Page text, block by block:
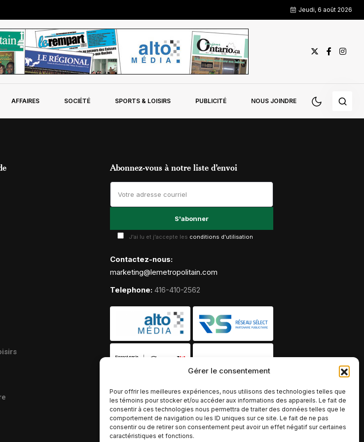
Gérer le consentement
Pour offrir les meilleures expériences, nous utilisons des technologies telles que
les témoins pour stocker et/ou accéder aux informations des appareils. Le fait de
consentir à ces technologies nous permettra de traiter des données telles que le
comportement de navigation ou les ID uniques sur ce site. Le fait de ne pas
consentir ou de retirer son consentement peut avoir un effet négatif sur certaines
caractéristiques et fonctions.
Jeudi, 6 août 2026
AFFAIRES SOCIÉTÉ SPORTS & LOISIRS PUBLICITÉ NOUS JOINDRE
Abonnez-vous à notre liste d’envoi
J'ai lu et j'accepte les conditions d'utilisation
Contactez-nous:
marketing@lemetropolitain.com
Telephone: 416-410-2562